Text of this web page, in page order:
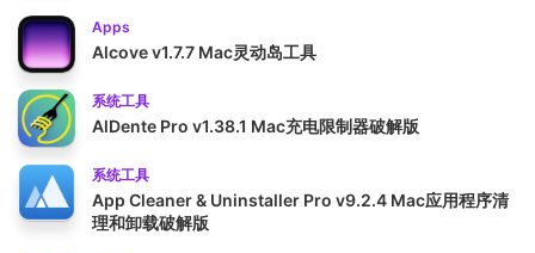
Apps
Alcove v1.7.7 Mac灵动岛工具
系统工具
AlDente Pro v1.38.1 Mac充电限制器破解版
系统工具
App Cleaner & Uninstaller Pro v9.2.4 Mac应用程序清
理和卸载破解版